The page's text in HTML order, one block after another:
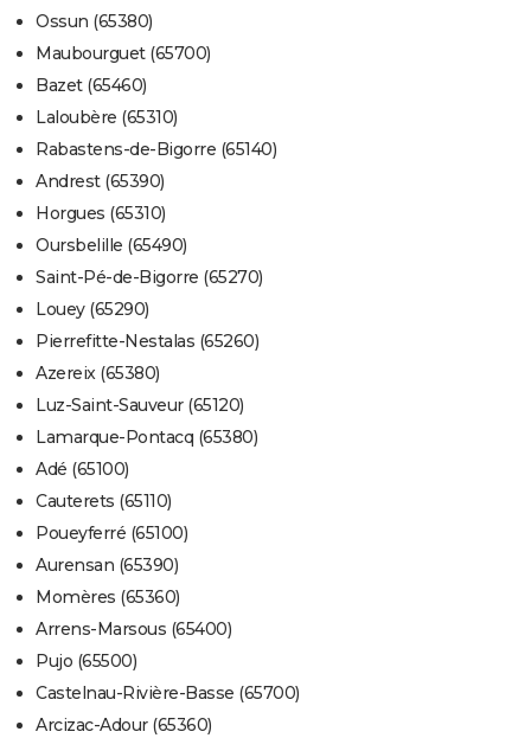
Ossun (65380)
Maubourguet (65700)
Bazet (65460)
Laloubère (65310)
Rabastens-de-Bigorre (65140)
Andrest (65390)
Horgues (65310)
Oursbelille (65490)
Saint-Pé-de-Bigorre (65270)
Louey (65290)
Pierrefitte-Nestalas (65260)
Azereix (65380)
Luz-Saint-Sauveur (65120)
Lamarque-Pontacq (65380)
Adé (65100)
Cauterets (65110)
Poueyferré (65100)
Aurensan (65390)
Momères (65360)
Arrens-Marsous (65400)
Pujo (65500)
Castelnau-Rivière-Basse (65700)
Arcizac-Adour (65360)